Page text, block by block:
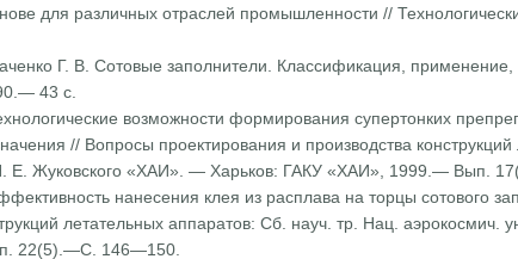
для различных отраслей промышленности //
Г. В. Сотовые заполнители. Классификация, применение,
43 с.
возмож­ности формирования супертонких
// Вопросы проектирования и производства
Н. Е. Жуковского «ХАИ». — Харьков: ГАКУ «ХАИ», 1999.— Вып.
нанесения клея из расплава на торцы сотового
летатель­ных аппаратов: Сб. науч. тр. Нац. аэрокосмич.
22(5).—С. 146—150.